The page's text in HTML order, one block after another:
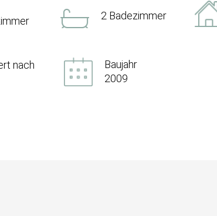
2 Badezimmer
nach
Baujahr
2009